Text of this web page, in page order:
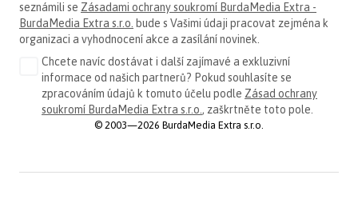
seznámili se Zásadami ochrany soukromí BurdaMedia Extra -
BurdaMedia Extra s.r.o. bude s Vašimi údaji pracovat zejména k
organizaci a vyhodnocení akce a zasílání novinek.
Chcete navíc dostávat i další zajímavé a exkluzivní
informace od našich partnerů? Pokud souhlasíte se
zpracováním údajů k tomuto účelu podle Zásad ochrany
soukromí BurdaMedia Extra s.r.o., zaškrtněte toto pole.
© 2003—2026 BurdaMedia Extra s.r.o.